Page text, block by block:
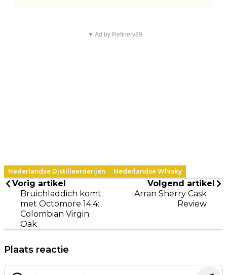
▼ Ad by Refinery89
Nederlandse Distilleerderijen Nederlandse Whisky
Vorig artikel
Bruichladdich komt
met Octomore 14.4:
Colombian Virgin
Oak
Volgend artikel
Arran Sherry Cask
Review
Plaats reactie